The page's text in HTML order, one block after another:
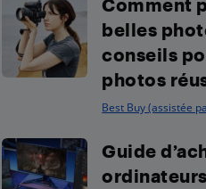
Comment
belles
conseils
photos
Best Buy (assistée
Guide